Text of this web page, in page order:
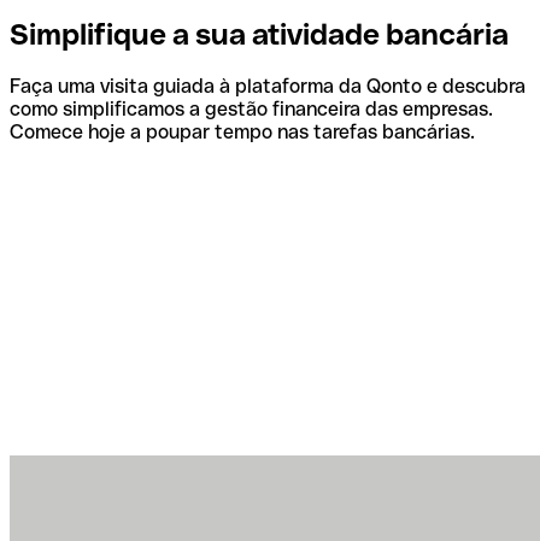
Simplifique a sua atividade bancária
Faça uma visita guiada à plataforma da Qonto e descubra
como simplificamos a gestão financeira das empresas.
Comece hoje a poupar tempo nas tarefas bancárias.